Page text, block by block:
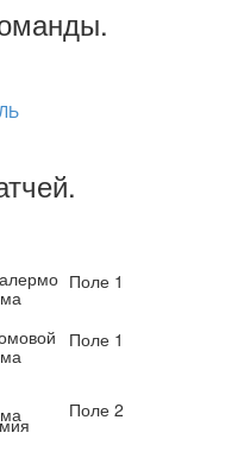
.
.
Поле 1
Поле 1
Поле 2